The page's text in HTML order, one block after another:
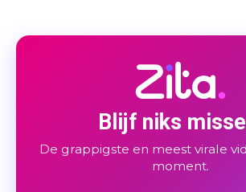
Blijf niks
De grappigste en meest virale
moment.